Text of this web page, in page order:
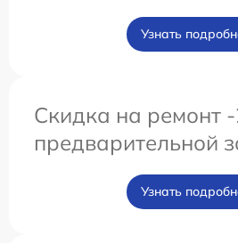
Узнать
Скидка на ремонт
предварительной
Узнать